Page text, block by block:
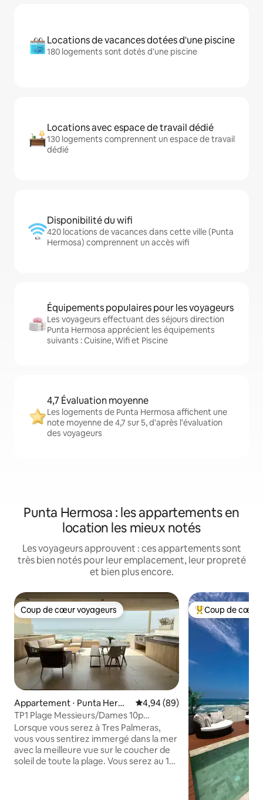
Locations de vacances dotées d'une piscine
180 logements sont dotés d'une piscine
Locations avec espace de travail dédié
130 logements comprennent un espace de travail
dédié
Disponibilité du wifi
420 locations de vacances dans cette ville (Punta
Hermosa) comprennent un accès wifi
Équipements populaires pour les voyageurs
Les voyageurs effectuant des séjours direction
Punta Hermosa apprécient les équipements
suivants : Cuisine, Wifi et Piscine
4,7 Évaluation moyenne
Les logements de Punta Hermosa affichent une
note moyenne de 4,7 sur 5, d'après l'évaluation
des voyageurs
Punta Hermosa : les appartements en
location les mieux notés
Les voyageurs approuvent : ces appartements sont
très bien notés pour leur emplacement, leur propreté
et bien plus encore.
Coup de cœur voyageurs
Coup de cœur voyageurs
Appartement ⋅ Punta Herm
osa
Évaluation moyenne sur la
4,94 (89)
TP1 Plage Messieurs/Dames 10p
Première rangée
Lorsque vous serez à Tres Palmeras,
vous vous sentirez immergé dans la mer
avec la meilleure vue sur le coucher de
soleil de toute la plage. Vous serez au 1er
Coups de cœur
Coup de cœur